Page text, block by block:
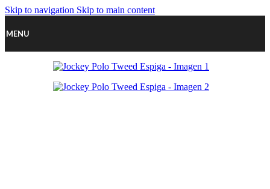
Skip to navigation Skip to main content
MENU